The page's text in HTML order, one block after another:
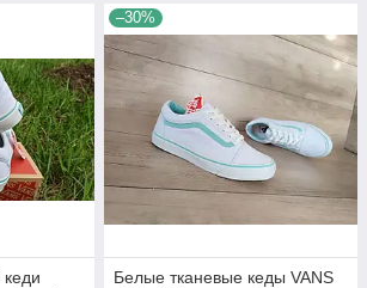
кеди
–30%
Белые тканевые кеды VANS